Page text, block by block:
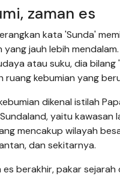
zaman es
kata 'Sunda'
yang jauh lebih
atau suku, dia bilang
ruang kebumian yang
dikenal istilah
yaitu kawasan
mencakup wilayah
dan sekitarnya.
es berakhir, pakar sejarah